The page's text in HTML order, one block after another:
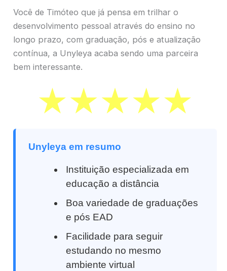
Você de Timóteo que já pensa em trilhar o
desenvolvimento pessoal através do ensino no
longo prazo, com graduação, pós e atualização
contínua, a Unyleya acaba sendo uma parceira
bem interessante.
Unyleya em resumo
Instituição especializada em
educação a distância
Boa variedade de graduações
e pós EAD
Facilidade para seguir
estudando no mesmo
ambiente virtual